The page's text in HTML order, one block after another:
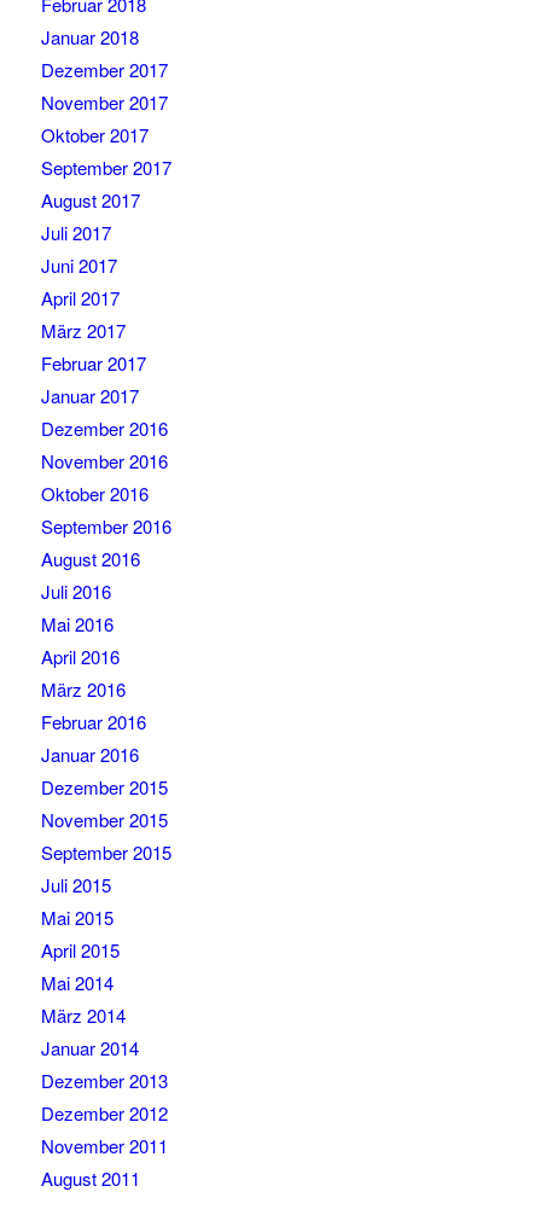
Januar 2018
Dezember 2017
November 2017
Oktober 2017
September 2017
August 2017
Juli 2017
Juni 2017
April 2017
März 2017
Februar 2017
Januar 2017
Dezember 2016
November 2016
Oktober 2016
September 2016
August 2016
Juli 2016
Mai 2016
April 2016
März 2016
Februar 2016
Januar 2016
Dezember 2015
November 2015
September 2015
Juli 2015
Mai 2015
April 2015
Mai 2014
März 2014
Januar 2014
Dezember 2013
Dezember 2012
November 2011
August 2011